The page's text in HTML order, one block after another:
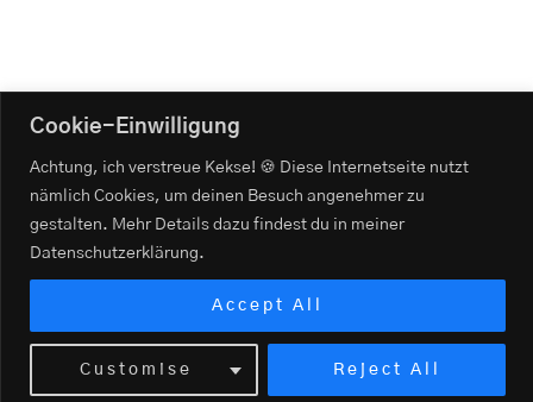
Cookie-Einwilligung
Achtung, ich verstreue Kekse! 🍪 Diese Internetseite nutzt
nämlich Cookies, um deinen Besuch angenehmer zu
gestalten. Mehr Details dazu findest du in meiner
Datenschutzerklärung.
Customise Reject All
Accept All
Impressum
Widerrufsbelehrung
Datenschutzerklärung